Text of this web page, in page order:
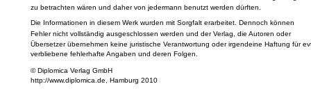
zu betrachten wären und daher von jedermann benutzt werden dürften.
Die Informationen in diesem Werk wurden mit Sorgfalt erarbeitet. Dennoch können
Fehler nicht vollständig ausgeschlossen werden und der Verlag, die Autoren oder
Übersetzer übernehmen keine juristische Verantwortung oder irgendeine Haftung für
verbliebene fehlerhafte Angaben und deren Folgen.
© Diplomica Verlag GmbH
http://www.diplomica.de, Hamburg 2010